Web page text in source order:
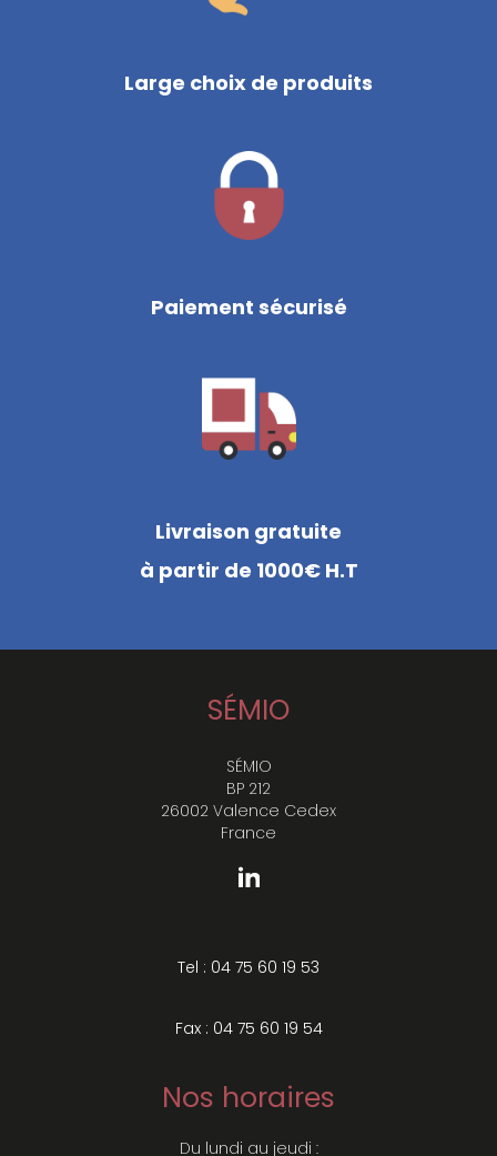
Large choix de produits
Paiement sécurisé
Livraison gratuite
à partir de 1000€ H.T
SÉMIO
SÉMIO
BP 212
26002 Valence Cedex
France
Tel : 04 75 60 19 53
Fax : 04 75 60 19 54
Nos horaires
Du lundi au jeudi :